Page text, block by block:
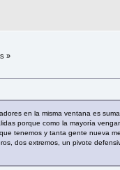
»
en la misma ventana es
porque como la mayoría
tenemos y tanta gente nueva
dos extremos, un pivote